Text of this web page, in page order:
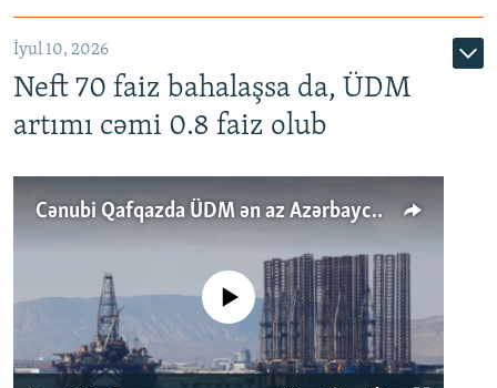
İyul 10, 2026
Neft 70 faiz bahalaşsa da, ÜDM
artımı cəmi 0.8 faiz olub
Cənubi Qafqazda ÜDM ən az Azərbaycanda artır: Qonşuları niyə Bakını qabaqlaya bilir?
No media source currently available